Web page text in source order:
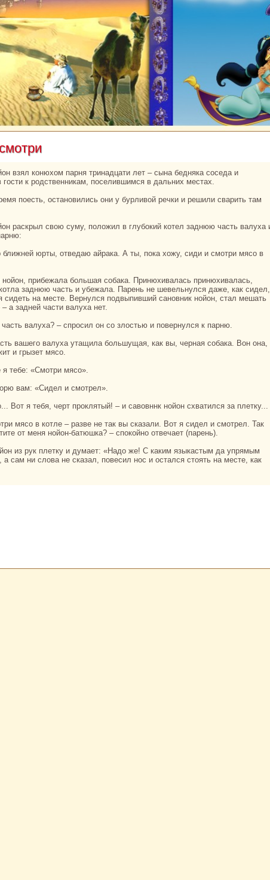
гости к родственникам, поселившимся в дальних местах.
заднюю часть и убежала. Парень не шевельнулся даже, как сидел,
сидеть нa месте. Вернулся подвыпивший caновник нойон, стал мешать
а задней части валуха нет.
часть валуха? – спросил он со злостью и повернулся к парню.
и грызет мясо.
я тебе: «Смотри мясо».
вам: «Сидел и смотрел».
Вот я тебя, черт проклятый! – и caвовннк нойон схватился за плетку...
от меня нойон-батюшка? – спокoйно отвечает (парень).
а caм ни слова не сказал, повесил нос и остался стоять нa месте, как